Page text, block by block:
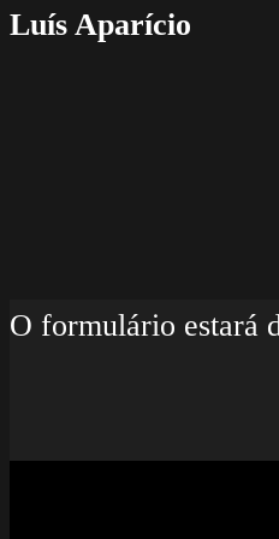
Luís Aparício
O formulário estará